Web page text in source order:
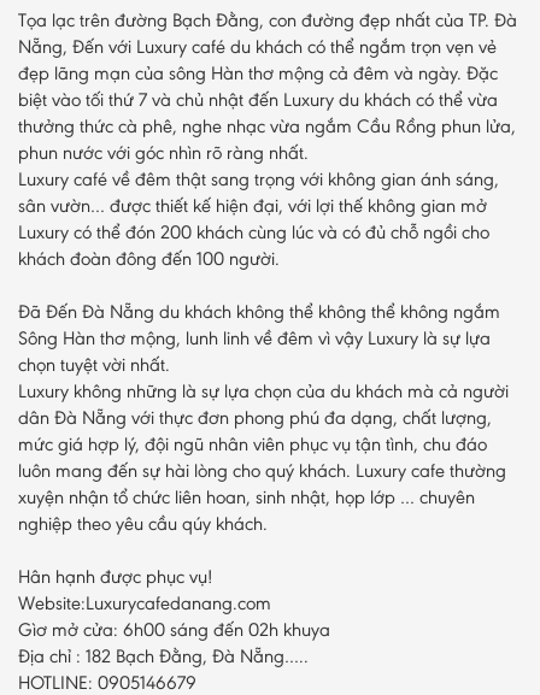
Tọa lạc trên đường Bạch Đằng, con đường đẹp nhất của TP. Đà
Nẵng, Đến với Luxury café du khách có thể ngắm trọn vẹn vẻ
đẹp lãng mạn của sông Hàn thơ mộng cả đêm và ngày. Đặc
biệt vào tối thứ 7 và chủ nhật đến Luxury du khách có thể vừa
thưởng thức cà phê, nghe nhạc vừa ngắm Cầu Rồng phun lửa,
phun nước với góc nhìn rõ ràng nhất.
Luxury café về đêm thật sang trọng với không gian ánh sáng,
sân vườn… được thiết kế hiện đại, với lợi thế không gian mở
Luxury có thể đón 200 khách cùng lúc và có đủ chỗ ngồi cho
khách đoàn đông đến 100 người.
Đã Đến Đà Nẵng du khách không thể không thể không ngắm
Sông Hàn thơ mộng, lunh linh về đêm vì vậy Luxury là sự lựa
chọn tuyệt vời nhất.
Luxury không những là sự lựa chọn của du khách mà cả người
dân Đà Nẵng với thực đơn phong phú đa dạng, chất lượng,
mức giá hợp lý, đội ngũ nhân viên phục vụ tận tình, chu đáo
luôn mang đến sự hài lòng cho quý khách. Luxury cafe thường
xuyện nhận tổ chức liên hoan, sinh nhật, họp lớp … chuyên
nghiệp theo yêu cầu qúy khách.
Hân hạnh được phục vụ!
Website:Luxurycafedanang.com
Gìơ mở cửa: 6h00 sáng đến 02h khuya
Địa chỉ : 182 Bạch Đằng, Đà Nẵng…..
HOTLINE: 0905146679